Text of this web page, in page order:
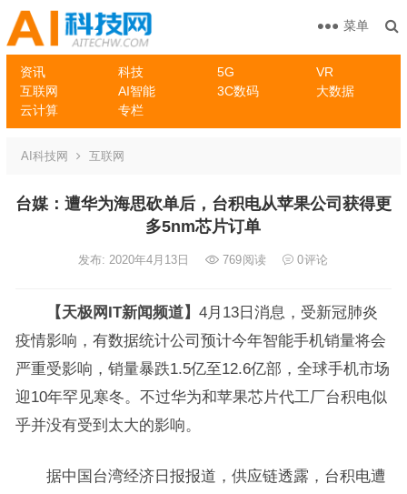
资讯 科技 5G
VR
互联网
AI智能 3C数码
大数据
云计算
专栏
菜单
AI科技网 互联网
台媒：遭华为海思砍单后，台积电从苹果公司获得更
多5nm芯片订单
发布: 2020年4月13日 769阅读 0评论
【天极网IT新闻频道】 4月13日消息，受新冠肺炎
疫情影响，有数据统计公司预计今年智能手机销量将会
严重受影响，销量暴跌1.5亿至12.6亿部，全球手机市场
迎10年罕见寒冬。不过华为和苹果芯片代工厂台积电似
乎并没有受到太大的影响。
据中国台湾经济日报报道，供应链透露，台积电遭